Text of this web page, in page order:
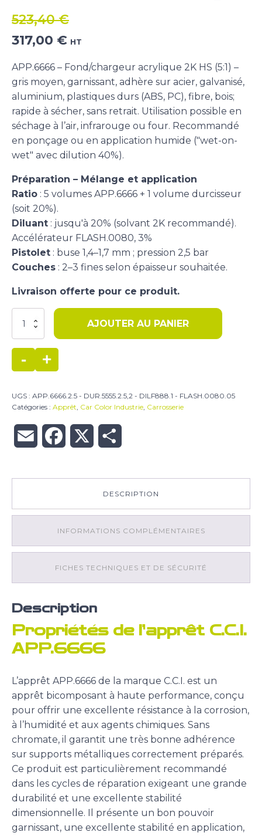
523,40€
Le
initial
était :
523,40 €.
317,00 €Le
actuel
est :
317,00 €.
HT
APP.6666 – Fond/chargeur acrylique 2K HS (5:1) –
gris moyen, garnissant, adhère sur acier, galvanisé,
aluminium, plastiques durs (ABS, PC), fibre, bois;
rapide à sécher, sans retrait. Utilisation possible en
séchage à l’air, infrarouge ou four. Recommandé
en ponçage ou en application humide ("wet-on-
wet" avec dilution 40%).
Préparation – Mélange et application
Ratio : 5 volumes APP.6666 + 1 volume durcisseur
(soit 20%).
Diluant : jusqu'à 20% (solvant 2K recommandé).
Accélérateur FLASH.0080, 3%
Pistolet : buse 1,4–1,7 mm ; pression 2,5 bar
Couches : 2–3 fines selon épaisseur souhaitée.
Livraison offerte pour ce produit.
quantité
4
Kit
apprêt
AJOUTER AU PANIER
- +
UGS : APP.6666.2.5 - DUR.5555.2.5,2 - DILF888.1 - FLASH.0080.05
Catégories : Apprêt, Car Color Industrie, Carrosserie
Email Facebook
DESCRIPTION
INFORMATIONS COMPLÉMENTAIRES
FICHES TECHNIQUES ET DE SÉCURITÉ
Description
Propriétés de l’apprêt C.C.I.
APP.6666
L’apprêt APP.6666 de la marque C.C.I. est un
apprêt bicomposant à haute performance, conçu
pour offrir une excellente résistance à la corrosion,
à l’humidité et aux agents chimiques. Sans
chromate, il garantit une très bonne adhérence
sur supports métalliques correctement préparés.
Ce produit est particulièrement recommandé
dans les cycles de réparation exigeant une grande
durabilité et une excellente stabilité
dimensionnelle. Il présente un bon pouvoir
garnissant, une excellente stabilité en application,